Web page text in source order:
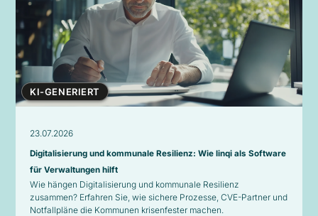
KI-GENERIERT
23.07.2026
Digitalisierung und kommunale Resilienz: Wie linqi als Software
für Verwaltungen hilft
Wie hängen Digitalisierung und kommunale Resilienz
zusammen? Erfahren Sie, wie sichere Prozesse, CVE-Partner und
Notfallpläne die Kommunen krisenfester machen.